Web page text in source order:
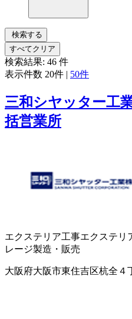
検索する
すべてクリア
検索結果: 46 件
表示件数 20件 | 50件
三和シヤッター工
括営業所
エクステリア工事エクステリ
レージ製造・販売
大阪府大阪市東住吉区杭全４